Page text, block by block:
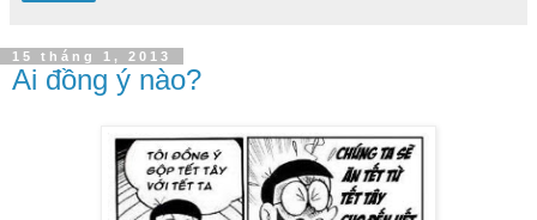
15 tháng 1, 2013
Ai đồng ý nào?